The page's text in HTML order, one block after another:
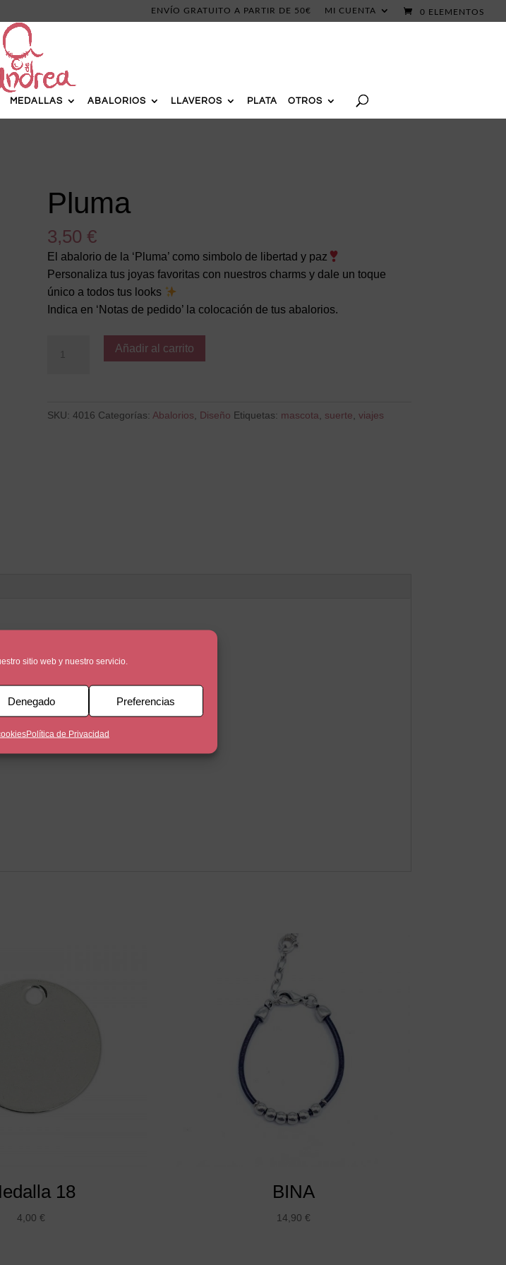
sitio web y nuestro servicio.
Denegado Preferencias
Política de Privacidad
ENVÍO GRATUITO A PARTIR DE 50€ MI CUENTA 0 ELEMENTOS
MEDALLAS ABALORIOS LLAVEROS PLATA OTROS
Pluma
3,50 €
El abalorio de la ‘Pluma’ como simbolo de libertad y paz
Personaliza tus joyas favoritas con nuestros charms y dale un toque
único a todos tus looks
Indica en ‘Notas de pedido’ la colocación de tus abalorios.
cantidad
Añadir al carrito
SKU: 4016 Categorías: Abalorios Diseño Etiquetas: mascota suerte viajes
18
4,00€
BINA
14,90 €